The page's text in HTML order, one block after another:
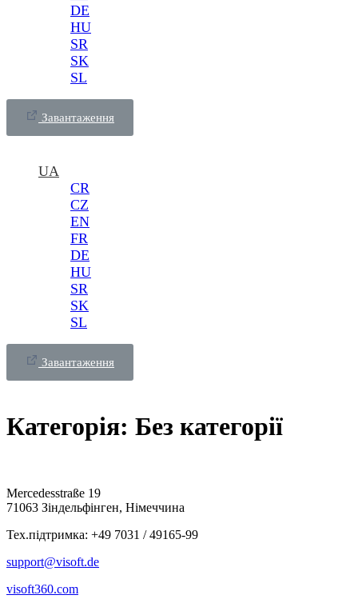
DE
HU
SR
SK
SL
Завантаження
UA
CR
CZ
EN
FR
DE
HU
SR
SK
SL
Завантаження
Категорія: Без категорії
Mercedesstraße 19
71063 Зіндельфінген, Німеччина
Тех.підтримка: +49 7031 / 49165-99
support@visoft.de
visoft360.com